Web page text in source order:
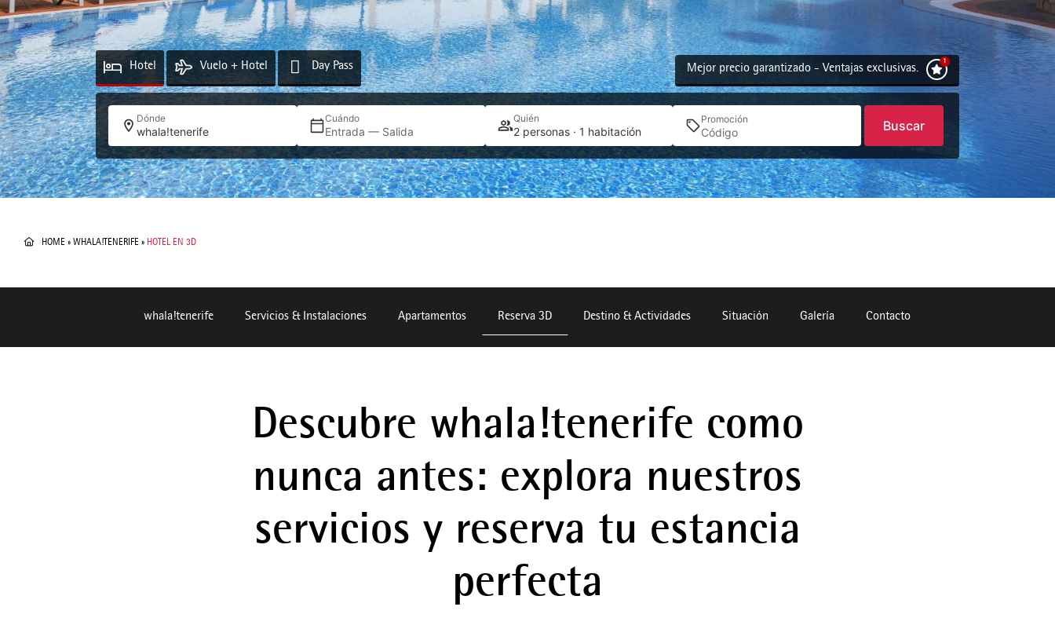
Hotel Vuelo + Hotel Day Pass Mejor precio garantizado - Ventajas exclusivas.
Dónde
whala!tenerife
Cuándo
Entrada — Salida
Quién
2 personas · 1 habitación
Promoción Buscar
HOME » WHALA!TENERIFE » HOTEL EN 3D
whala!tenerife Servicios & Instalaciones Apartamentos Reserva 3D Destino & Actividades Situación Galería Contacto
Descubre whala!tenerife como
nunca antes: explora nuestros
servicios y reserva tu estancia
perfecta